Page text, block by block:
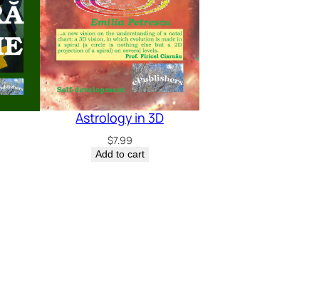
Astrology in 3D
$7.99
Add to cart